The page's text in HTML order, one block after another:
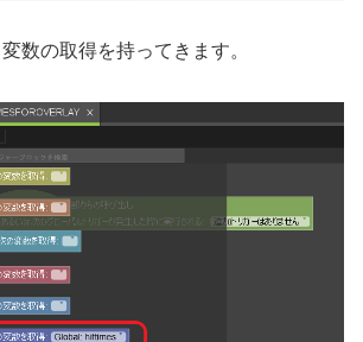
数の取得を持ってきます。